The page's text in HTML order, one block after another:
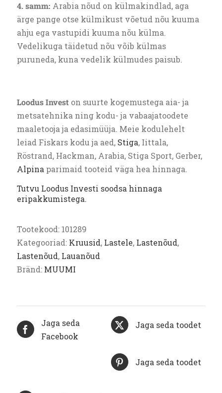
4. samm: Arabia nõud on külmakindlad, aga
ärge pange otse külmikust võetud nõu kuuma
ahju ega vastupidi kuuma nõu külma.
Vedelikuga täidetud nõu võib külmas
puruneda, kuna vedelik külmudes paisub.
Loodus Investon suurte kogemustega aia- ja
metsatehnika ning kodu- ja vabaajatoodete
maaletooja ja edasimüüja. Meie kodulehelt
leiad Fiskars kodu ja aed, Stiga, Iittala,
Röstrand, Hackman, Arabia, Stiga Sport, Gerber,
Alpina parimaid tooteid väga hea hinnaga.
Tutvu Loodus Investi soodsa hinnaga
eripakkumistega.
Tootekood: 101289
Kategooriad: Kruusid, Lastele, Lastenõud,
Lastenõud, Lauanõud
Bränd: MUUMI
Jaga seda
Facebook
Jaga seda toodet
Jaga seda toodet